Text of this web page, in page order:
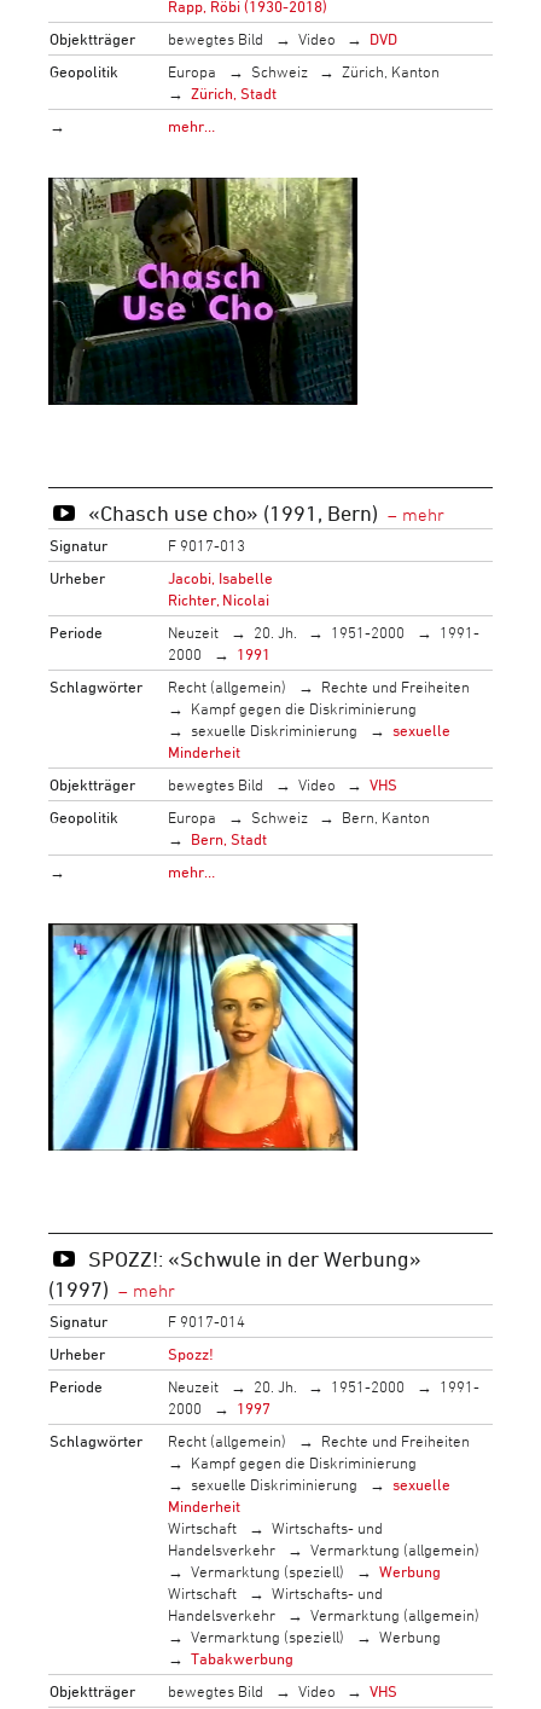
Rapp, Röbi (1930-2018)
Objektträger
bewegtes Bild Video
DVD
Geopolitik
Europa Schweiz
Zürich, Kanton
Zürich, Stadt
→
mehr…
«Chasch use cho» (1991, Bern)
Signatur
F 9017-013
Urheber
Jacobi, Isabelle
Richter, Nicolai
Periode
Neuzeit 20. Jh. 1951-2000
1991-
2000
1991
Schlagwörter
Recht (allgemein)
Rechte und Freiheiten
Kampf gegen die Diskriminierung
sexuelle Diskriminierung
sexuelle
Minderheit
Objektträger
bewegtes Bild Video
VHS
Geopolitik
Europa Schweiz
Bern, Kanton
Bern, Stadt
→
mehr…
SPOZZ!: «Schwule in der Werbung»
(1997)
Signatur
F 9017-014
Urheber
Spozz!
Periode
Neuzeit 20. Jh. 1951-2000
1991-
2000
1997
Schlagwörter
Recht (allgemein)
Rechte und Freiheiten
Kampf gegen die Diskriminierung
sexuelle Diskriminierung
sexuelle
Minderheit
Wirtschaft
Wirtschafts- und
Handelsverkehr
Vermarktung (allgemein)
Vermarktung (speziell)
Werbung
Wirtschaft
Wirtschafts- und
Handelsverkehr
Vermarktung (allgemein)
Vermarktung (speziell)
Werbung
Tabakwerbung
Objektträger
bewegtes Bild Video
VHS